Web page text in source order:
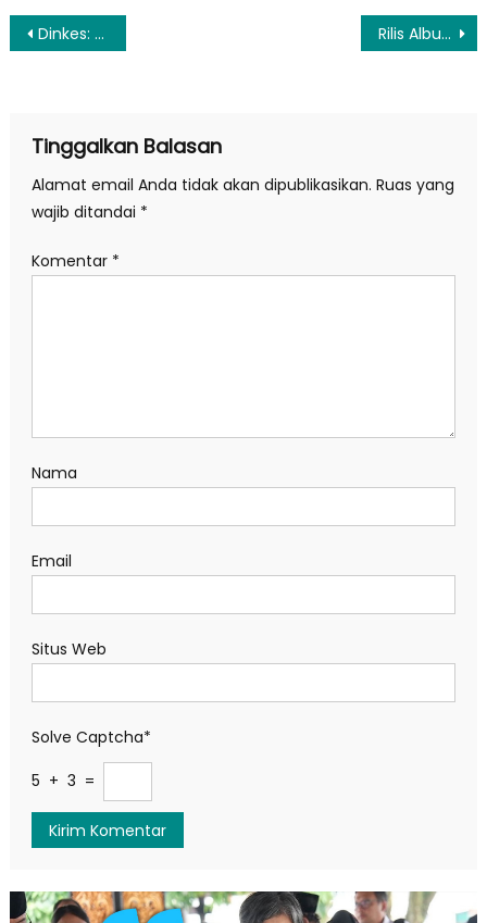
Navigasi
Dinkes: Kasus Covid-19 DKI Naik 40 Persen dalam Sepekan Rilis Album ‘Tresna’, Sara Fajira Ajak Pendengar Cinta Budaya Indonesia
Tinggalkan Balasan
Alamat email Anda tidak akan dipublikasikan. Ruas yang
wajib ditandai *
Komentar *
Nama
Email
Situs Web
Solve Captcha*
5 + 3 =